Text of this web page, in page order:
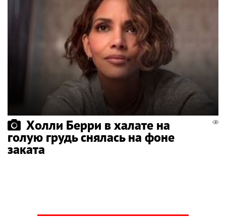
Холли Берри в халате на
голую грудь снялась на фоне
заката